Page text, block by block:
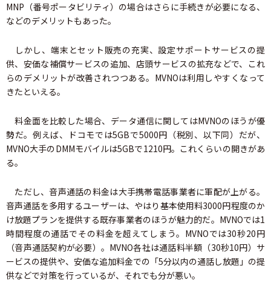
MNP（番号ポータビリティ）の場合はさらに手続きが必要になる、
などのデメリットもあった。
しかし、端末とセット販売の充実、設定サポートサービスの提
供、安価な補償サービスの追加、店頭サービスの拡充などで、これ
らのデメリットが改善されつつある。MVNOは利用しやすくなって
きたといえる。
料金面を比較した場合、データ通信に関してはMVNOのほうが優
勢だ。例えば、ドコモでは5GBで5000円（税別、以下同）だが、
MVNO大手のDMMモバイルは5GBで1210円。これくらいの開きがあ
る。
ただし、音声通話の料金は大手携帯電話事業者に軍配が上がる。
音声通話を多用するユーザーは、やはり基本使用料3000円程度のか
け放題プランを提供する既存事業者のほうが魅力的だ。MVNOでは1
時間程度の通話でその料金を超えてしまう。MVNOでは30秒20円
（音声通話契約が必要）。MVNO各社は通話料半額（30秒10円）サ
ービスの提供や、安価な追加料金での「5分以内の通話し放題」の提
供などで対策を行っているが、それでも分が悪い。